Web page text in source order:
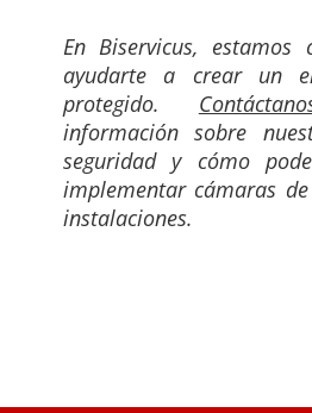
En Biservicus, estamos
ayudarte a crear un
protegido.
información sobre
seguridad y cómo
implementar cámaras
instalaciones.